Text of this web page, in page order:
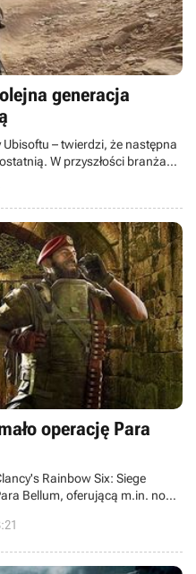
generacja
– twierdzi, że następna
W przyszłości branża
gier.
operację Para
Rainbow Six: Siege
Bellum, oferującą m.in. nową